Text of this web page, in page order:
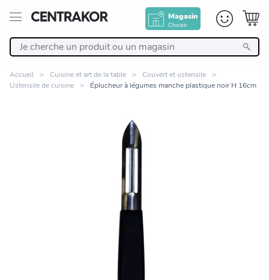
Magasin
Choisir
Cuisine et art de la table
Salle de bain et beauté
Accueil Cuisine et art de la table
Couvert et ustensile
Ustensile de cuisine
Éplucheur à légumes manche plastique noir H 16cm